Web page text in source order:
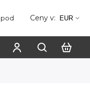
Ochrana
Ceny v: EUR